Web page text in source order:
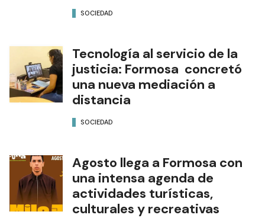
SOCIEDAD
Tecnología al servicio de la
justicia: Formosa concretó
una nueva mediación a
distancia
SOCIEDAD
Agosto llega a Formosa con
una intensa agenda de
actividades turísticas,
culturales y recreativas